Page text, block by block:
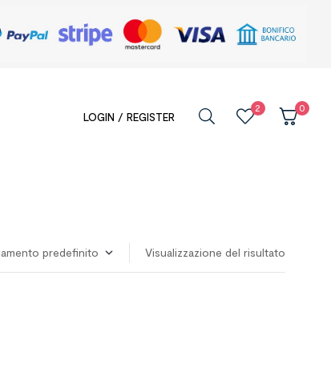
LOGIN / REGISTER
2 0
Visualizzazione del risultato